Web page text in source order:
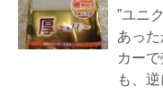
”ユニ
あっ
カー
も、